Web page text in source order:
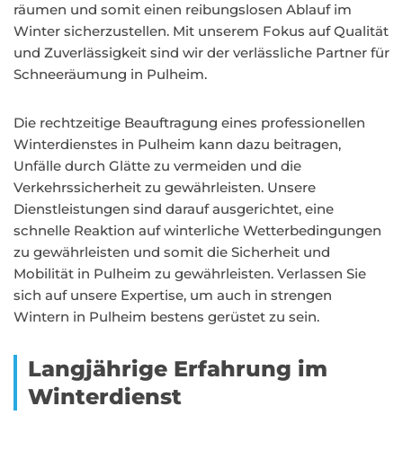
räumen und somit einen reibungslosen Ablauf im
Winter sicherzustellen. Mit unserem Fokus auf Qualität
und Zuverlässigkeit sind wir der verlässliche Partner für
Schneeräumung in Pulheim.
Die rechtzeitige Beauftragung eines professionellen
Winterdienstes in Pulheim kann dazu beitragen,
Unfälle durch Glätte zu vermeiden und die
Verkehrssicherheit zu gewährleisten. Unsere
Dienstleistungen sind darauf ausgerichtet, eine
schnelle Reaktion auf winterliche Wetterbedingungen
zu gewährleisten und somit die Sicherheit und
Mobilität in Pulheim zu gewährleisten. Verlassen Sie
sich auf unsere Expertise, um auch in strengen
Wintern in Pulheim bestens gerüstet zu sein.
Langjährige Erfahrung im
Winterdienst